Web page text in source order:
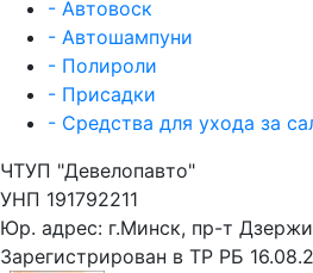
- Автовоск
- Автошампуни
- Полироли
- Присадки
- Средства для ухода за
ЧТУП "Девелопавто"
УНП 191792211
Юр. адрес: г.Минск, пр-т
Зарегистрирован в ТР РБ